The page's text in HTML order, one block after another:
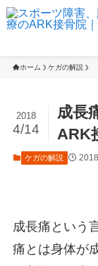
ホーム ケガの解説
成長
ARK
2018
4/14
ケガの解説
成長痛という
痛とは身体が